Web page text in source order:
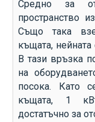
Средно за
пространство
Също така
къщата,
В тази връзка
на
посока. Като
къщата, 1
достатъчно за